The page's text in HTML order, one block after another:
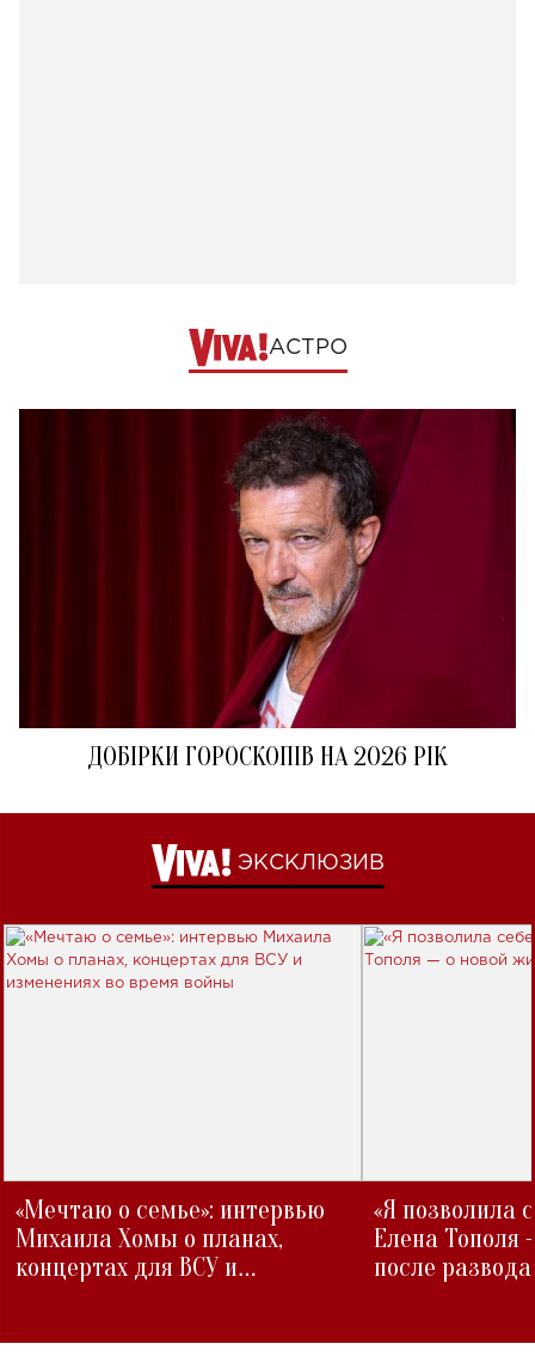
АСТРО
ДОБІРКИ ГОРОСКОПІВ НА 2026 РІК
ЭКСКЛЮЗИВ
«Мечтаю о семье»: интервью
Михаила Хомы о планах,
концертах для ВСУ и
«Я позволила
Елена Тополя
после развода